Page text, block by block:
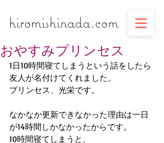
​​​​​​​hiromishinada.com
おやすみプリンセス
1日10時間寝てしまうという話をしたら
友人が名付けてくれました。
プリンセス、光栄です。
なかなか更新できなかった理由は一日
が14時間しかなかったからです。
10時間寝てしまうと、